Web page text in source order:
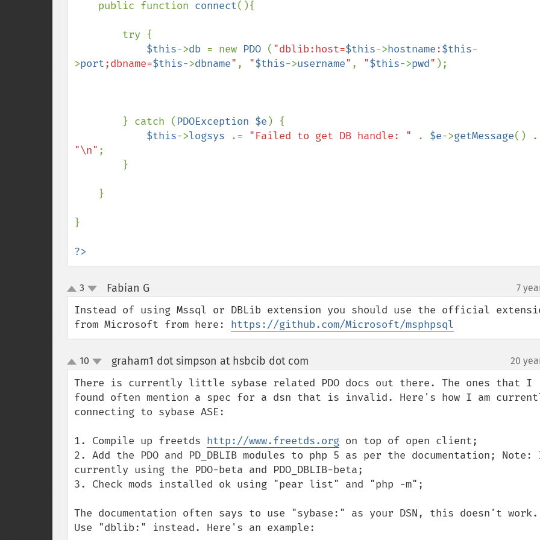
    public function
connect(){
$this->db = new PDO ( "dblib:host=$this->hostname:$this-
>port;dbname=$this->dbname" , "$this->username" , "$this->pwd" );
        } catch (
PDOException $e ) {
$this->logsys .= "Failed to get DB handle: " . $e->getMessage
"\n" ;
}
?>
up
down
3 Fabian G¶ 7
Instead of using Mssql or DBLib extension you should use the official
from Microsoft from here: https://github.com/Microsoft/msphpsql
up
down
10 graham1 dot simpson at hsbcib dot com 20
There is currently little sybase related PDO docs out there. The ones that I
found often mention a spec for a dsn that is invalid. Here's how I am
connecting to sybase ASE:
1. Compile up freetds http://www.freetds.org on top of open client;
2. Add the PDO and PD_DBLIB modules to php 5 as per the documentation; Note:
currently using the PDO-beta and PDO_DBLIB-beta;
3. Check mods installed ok using "pear list" and "php -m";
The documentation often says to use "sybase:" as your DSN, this doesn't work.
Use "dblib:" instead. Here's an example: